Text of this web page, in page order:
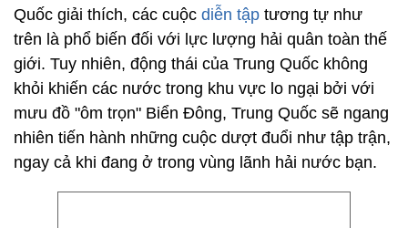
Quốc giải thích, các cuộc diễn tập tương tự như
trên là phổ biến đối với lực lượng hải quân toàn thế
giới. Tuy nhiên, động thái của Trung Quốc không
khỏi khiến các nước trong khu vực lo ngại bởi với
mưu đồ "ôm trọn" Biển Đông, Trung Quốc sẽ ngang
nhiên tiến hành những cuộc dượt đuổi như tập trận,
ngay cả khi đang ở trong vùng lãnh hải nước bạn.